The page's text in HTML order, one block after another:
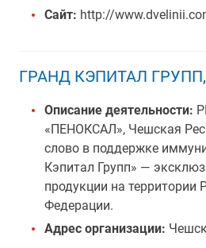
Сайт: http://
ГРАНД КЭПИТАЛ
Описание деятельности:
«ПЕНОКСАЛ», Чешская
слово в поддержке
Кэпитал Групп» —
продукции на территории
Федерации.
Адрес организации: